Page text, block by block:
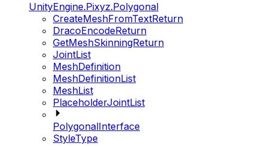
UnityEngine.Pixyz.Polygonal
CreateMeshFromTextReturn
DracoEncodeReturn
GetMeshSkinningReturn
JointList
MeshDefinition
MeshDefinitionList
MeshList
PlaceholderJointList
PolygonalInterface
StyleType